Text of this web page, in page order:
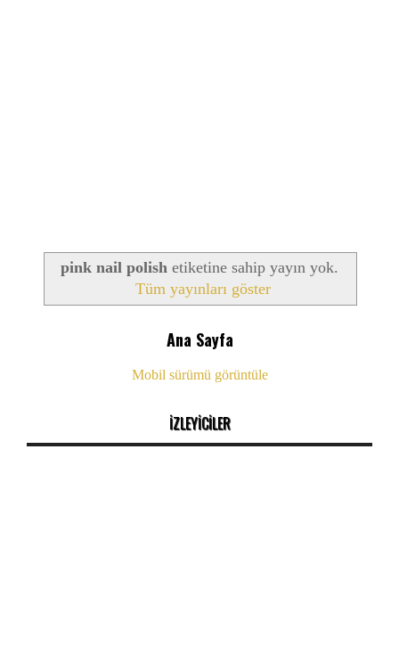
pink nail polish etiketine sahip yayın yok.
Tüm yayınları göster
Ana Sayfa
Mobil sürümü görüntüle
İZLEYİCİLER